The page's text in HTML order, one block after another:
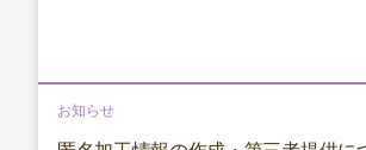
お知らせ